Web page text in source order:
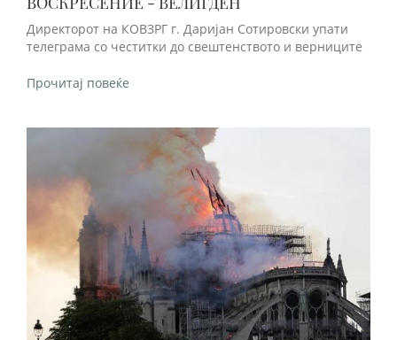
Директорот на КОВЗРГ г. Даријан Сотировски упати
телеграма со честитки до свештенството и верниците
Прочитај повеќе